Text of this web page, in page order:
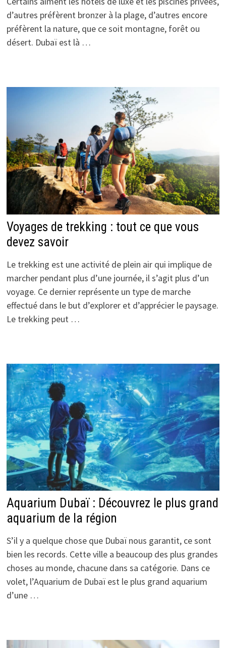
d’autres préfèrent bronzer à la plage, d’autres encore
préfèrent la nature, que ce soit montagne, forêt ou
désert. Dubaï est là …
Voyages de trekking : tout ce que vous
devez savoir
Le trekking est une activité de plein air qui implique de
marcher pendant plus d’une journée, il s’agit plus d’un
voyage. Ce dernier représente un type de marche
effectué dans le but d’explorer et d’apprécier le paysage.
Le trekking peut …
Aquarium Dubaï : Découvrez le plus grand
aquarium de la région
S’il y a quelque chose que Dubaï nous garantit, ce sont
bien les records. Cette ville a beaucoup des plus grandes
choses au monde, chacune dans sa catégorie. Dans ce
volet, l’Aquarium de Dubaï est le plus grand aquarium
d’une …